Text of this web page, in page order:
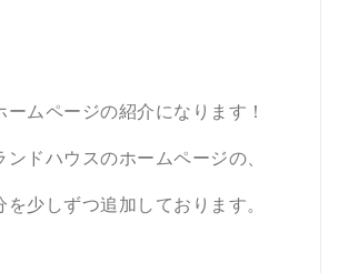
ームページの紹介になります！
ドハウスのホームページの、
少しずつ追加しております。